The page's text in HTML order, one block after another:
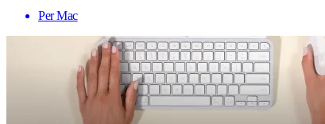
Per Mac